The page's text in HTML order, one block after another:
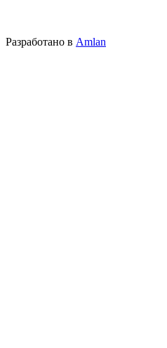
Разработано в Amlan